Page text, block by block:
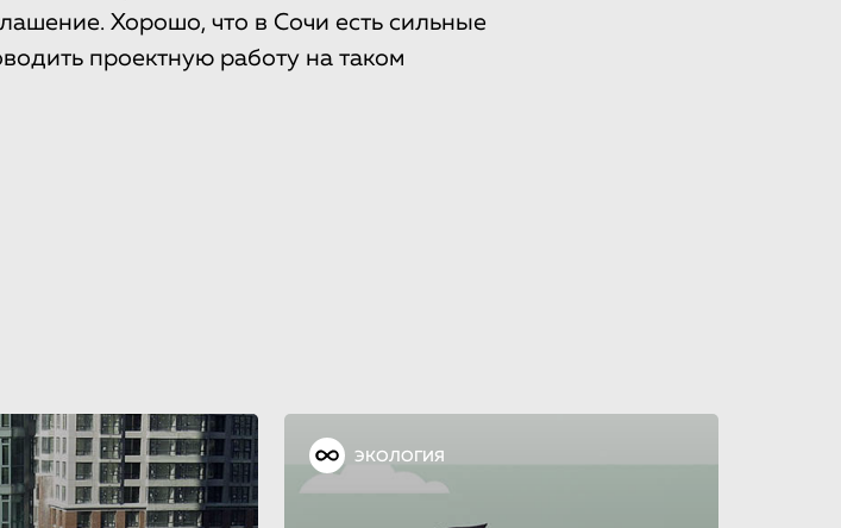
Хорошо, что в Сочи есть сильные
проектную работу на таком
ЭКОЛОГИЯ